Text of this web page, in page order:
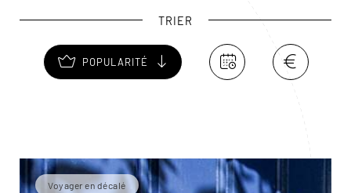
TRIER
POPULARITÉ
Voyager en décalé